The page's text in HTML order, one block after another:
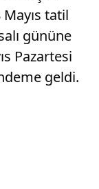
Mayıs tatil
gününe
Pazartesi
geldi.